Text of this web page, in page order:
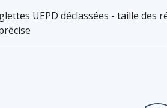
UEPD déclassées - taille